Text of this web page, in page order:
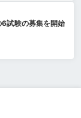
6試験の募集を開始